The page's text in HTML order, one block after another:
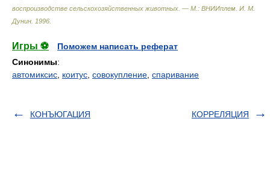
воспроизводстве сельскохозяйственных животных. — М.: ВНИИплем И. М.
Дунин 1996
Игры ⚽
Поможем написать реферат
Синонимы:
автомиксис коитус совокупление спаривание
КОНЪЮГАЦИЯ КОРРЕЛЯЦИЯ